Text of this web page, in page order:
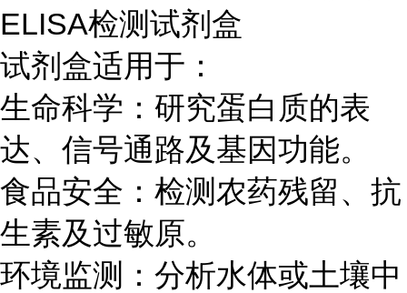
ELISA检测试剂盒
试剂盒适用于：
生命科学：研究蛋白质的表
达、信号通路及基因功能。
食品安全：检测农药残留、抗
生素及过敏原。
环境监测：分析水体或土壤中